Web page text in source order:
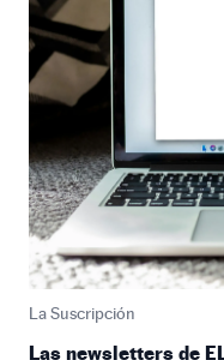
La Suscripción
Las newsletters de